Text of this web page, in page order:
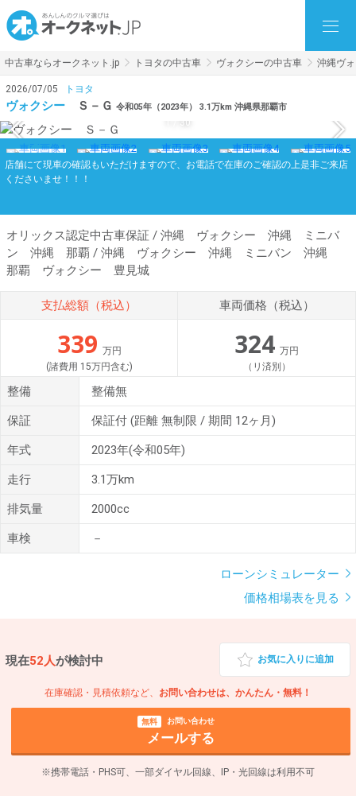
中古車ならオークネット.jp トヨタの中古車 ヴォクシーの中古車 沖縄ヴ
2026/07/05 トヨタ
ヴォクシー Ｓ－Ｇ 令和05年（2023年） 3.1万km 沖縄県那覇市
30
店舗にて現車の確認もいただけますので、お電話で在庫のご確認の上是非ご来店
くださいませ！！！
オリックス認定中古車保証 / 沖縄 ヴォクシー 沖縄 ミニバ
ン 沖縄 那覇 / 沖縄 ヴォクシー 沖縄 ミニバン 沖縄
那覇 ヴォクシー 豊見城
支払総額（税込）
339 万円
(諸費用 15万円含む)
車両価格（税込）
324 万円
（リ済別）
整備 整備無
保証 保証付 (距離 無制限 / 期間 12ヶ月)
年式 2023年(令和05年)
走行 3.1万km
排気量 2000cc
車検 －
ローンシミュレーター
価格相場表を見る
現在52人が検討中 お気に入りに追加
在庫確認・見積依頼など、 お問い合わせは、かんたん・無料！
無料 お問い合わせ
メールする
※携帯電話・PHS可、一部ダイヤル回線、IP・光回線は利用不可